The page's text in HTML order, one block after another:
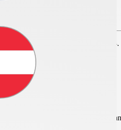
anmelden oder
Account erforderlich. Vor dem
mehr Infos und